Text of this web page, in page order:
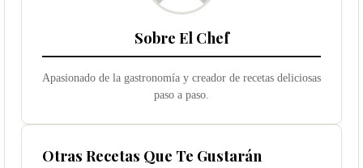
Sobre El Chef
Apasionado de la gastronomía y creador de recetas deliciosas
paso a paso.
Otras Recetas Que Te Gustarán